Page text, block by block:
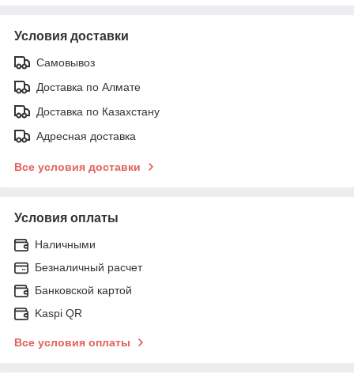
Условия доставки
Самовывоз
Доставка по Алмате
Доставка по Казахстану
Адресная доставка
Все условия доставки
Условия оплаты
Наличными
Безналичный расчет
Банковской картой
Kaspi QR
Все условия оплаты